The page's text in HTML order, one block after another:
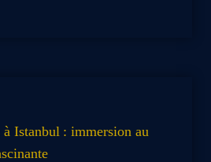
Istanbul : immersion au